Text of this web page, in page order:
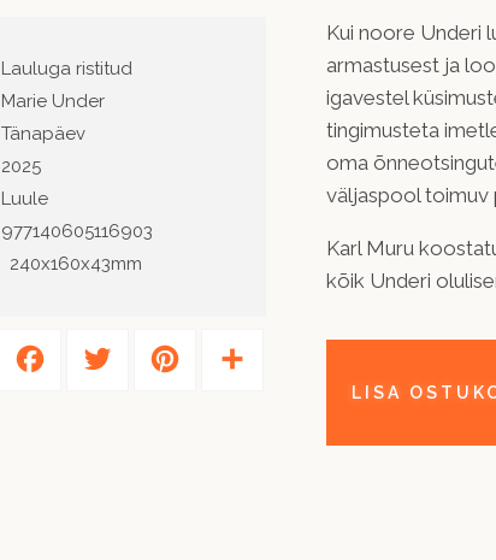
Kui noore Underi
armastusest ja
igavestel
tingimusteta
oma
väljaspool toimuv
Karl Muru
kõik Underi
Lauluga ristitud
Marie Under
Tänapäev
2025
Luule
977140605116903
240x160x43mm